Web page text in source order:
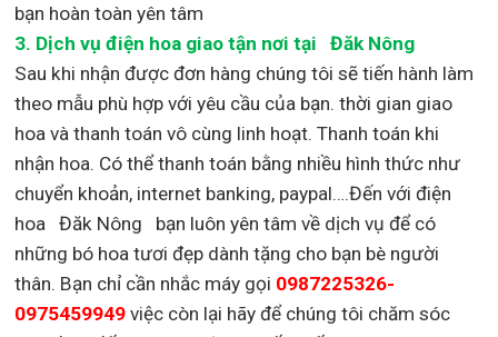
bạn hoàn toàn yên tâm
3. Dịch vụ điện hoa giao tận nơi tại Đăk Nông
Sau khi nhận được đơn hàng chúng tôi sẽ tiến hành làm
theo mẫu phù hợp với yêu cầu của bạn. thời gian giao
hoa và thanh toán vô cùng linh hoạt. Thanh toán khi
nhận hoa. Có thể thanh toán bằng nhiều hình thức như
chuyển khoản, internet banking, paypal….Đến với điện
hoa Đăk Nông bạn luôn yên tâm về dịch vụ để có
những bó hoa tươi đẹp dành tặng cho bạn bè người
thân. Bạn chỉ cần nhắc máy gọi 0987225326-
0975459949việc còn lại hãy để chúng tôi chăm sóc